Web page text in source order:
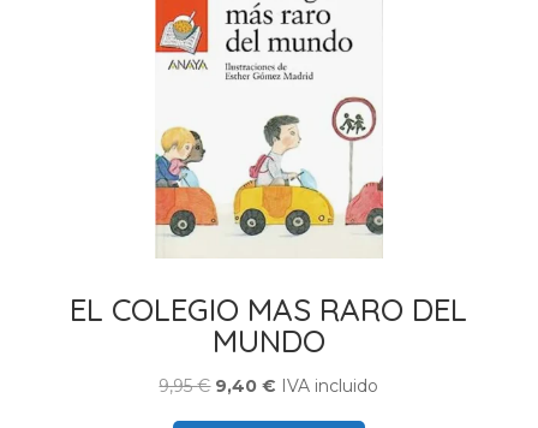
EL COLEGIO MAS RARO DEL
MUNDO
9,95€ El
9,40€ ElIVA incluido